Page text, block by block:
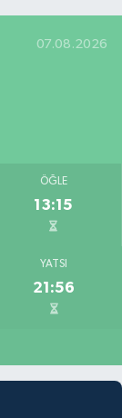
07.08.2026
ÖĞLE
13:15
YATSI
21:56